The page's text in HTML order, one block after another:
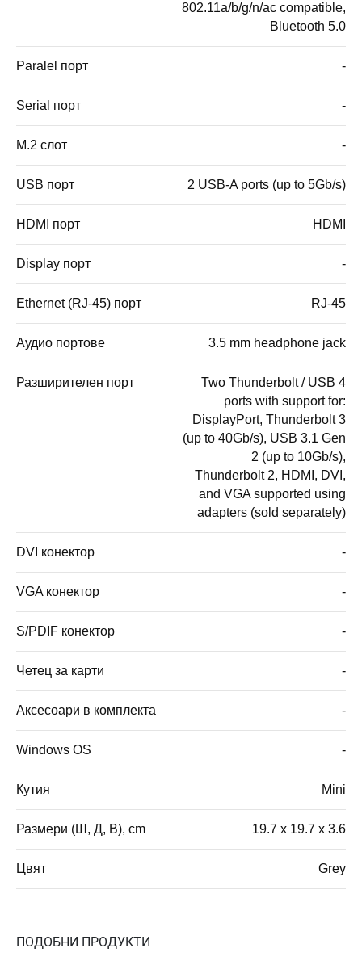
802.11a/b/g/n/ac compatible,
Bluetooth 5.0
Paralel порт -
Serial порт -
M.2 слот -
USB порт 2 USB-A ports (up to 5Gb/s)
HDMI порт HDMI
Display порт -
Ethernet (RJ-45) порт RJ-45
Аудио портове 3.5 mm headphone jack
Разширителен порт
Two Thunderbolt / USB 4
ports with support for:
DisplayPort, Thunderbolt 3
(up to 40Gb/s), USB 3.1 Gen
2 (up to 10Gb/s),
Thunderbolt 2, HDMI, DVI,
and VGA supported using
adapters (sold separately)
DVI конектор -
VGA конектор -
S/PDIF конектор -
Четец за карти -
Аксесоари в комплекта -
Windows OS -
Кутия Mini
Размери (Ш, Д, В), cm 19.7 x 19.7 x 3.6
Цвят Grey
ПОДОБНИ ПРОДУКТИ